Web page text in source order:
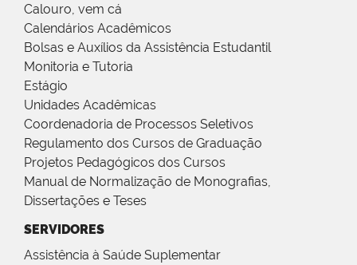
Calouro, vem cá
Calendários Acadêmicos
Bolsas e Auxílios da Assistência Estudantil
Monitoria e Tutoria
Estágio
Unidades Acadêmicas
Coordenadoria de Processos Seletivos
Regulamento dos Cursos de Graduação
Projetos Pedagógicos dos Cursos
Manual de Normalização de Monografias,
Dissertações e Teses
SERVIDORES
Assistência à Saúde Suplementar